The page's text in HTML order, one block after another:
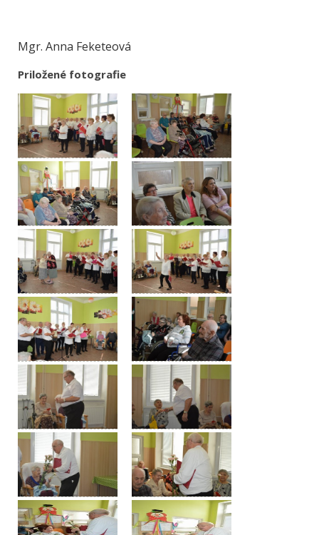
Mgr. Anna Feketeová
Priložené fotografie